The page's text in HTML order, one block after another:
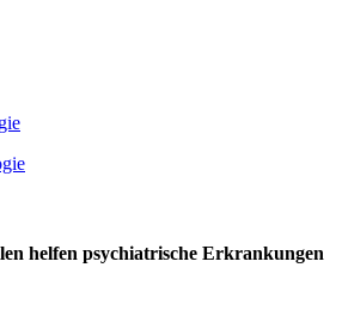
helfen psychiatrische Erkrankungen